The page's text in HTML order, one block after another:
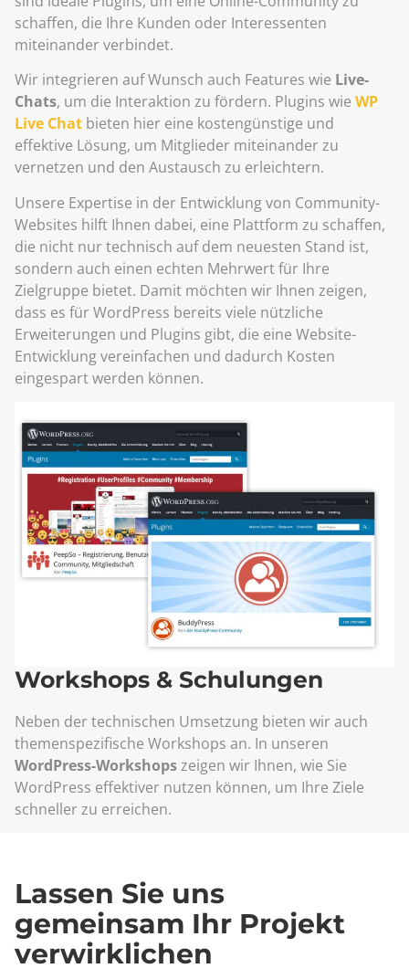
schaffen, die Ihre Kunden oder Interessenten
miteinander verbindet.
Wir integrieren auf Wunsch auch Features wie Live-
Chats, um die Interaktion zu fördern. Plugins wie WP
Live Chat bieten hier eine kostengünstige und
effektive Lösung, um Mitglieder miteinander zu
vernetzen und den Austausch zu erleichtern.
Unsere Expertise in der Entwicklung von Community-
Websites hilft Ihnen dabei, eine Plattform zu schaffen,
die nicht nur technisch auf dem neuesten Stand ist,
sondern auch einen echten Mehrwert für Ihre
Zielgruppe bietet. Damit möchten wir Ihnen zeigen,
dass es für WordPress bereits viele nützliche
Erweiterungen und Plugins gibt, die eine Website-
Entwicklung vereinfachen und dadurch Kosten
eingespart werden können.
Workshops & Schulungen
Neben der technischen Umsetzung bieten wir auch
themenspezifische Workshops an. In unseren
WordPress-Workshopszeigen wir Ihnen, wie Sie
WordPress effektiver nutzen können, um Ihre Ziele
schneller zu erreichen.
Lassen Sie uns
gemeinsam Ihr Projekt
verwirklichen